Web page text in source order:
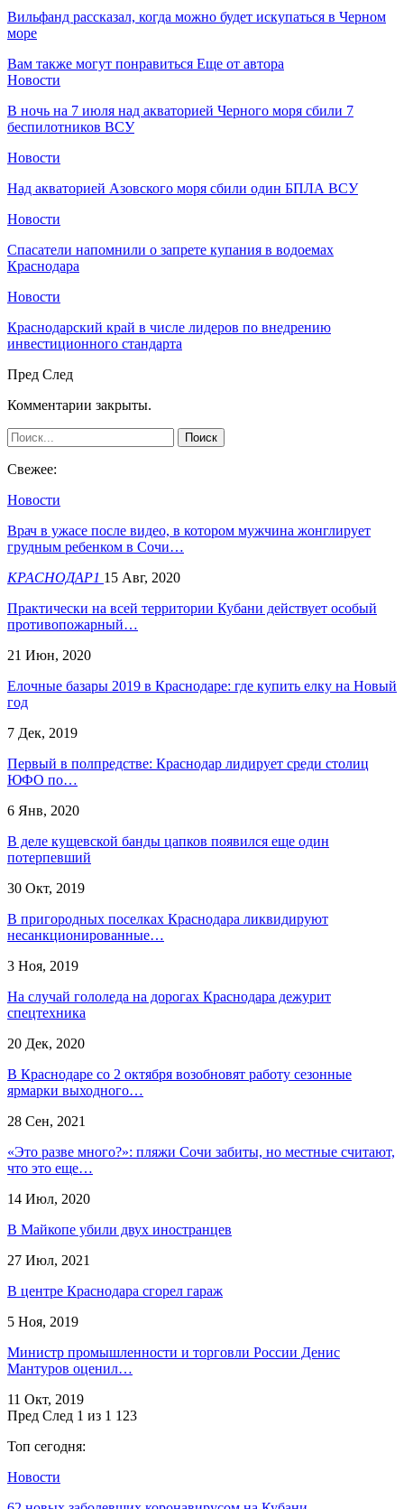
Вильфанд рассказал, когда можно будет искупаться в Черном
море
Вам также могут понравиться Еще от автора
Новости
В ночь на 7 июля над акваторией Черного моря сбили 7
беспилотников ВСУ
Новости
Над акваторией Азовского моря сбили один БПЛА ВСУ
Новости
Спасатели напомнили о запрете купания в водоемах
Краснодара
Новости
Краснодарский край в числе лидеров по внедрению
инвестиционного стандарта
Пред След
Комментарии закрыты.
Свежее:
Новости
Врач в ужасе после видео, в котором мужчина жонглирует
грудным ребенком в Сочи…
КРАСНОДАР1 15 Авг, 2020
Практически на всей территории Кубани действует особый
противопожарный…
21 Июн, 2020
Елочные базары 2019 в Краснодаре: где купить елку на Новый
год
7 Дек, 2019
Первый в полпредстве: Краснодар лидирует среди столиц
ЮФО по…
6 Янв, 2020
В деле кущевской банды цапков появился еще один
потерпевший
30 Окт, 2019
В пригородных поселках Краснодара ликвидируют
несанкционированные…
3 Ноя, 2019
На случай гололеда на дорогах Краснодара дежурит
спецтехника
20 Дек, 2020
В Краснодаре со 2 октября возобновят работу сезонные
ярмарки выходного…
28 Сен, 2021
«Это разве много?»: пляжи Сочи забиты, но местные считают,
что это еще…
14 Июл, 2020
В Майкопе убили двух иностранцев
27 Июл, 2021
В центре Краснодара сгорел гараж
5 Ноя, 2019
Министр промышленности и торговли России Денис
Мантуров оценил…
11 Окт, 2019
Пред След 1 из 1 123
Топ сегодня:
Новости